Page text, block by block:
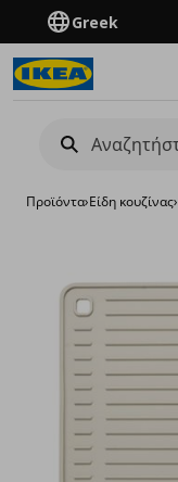
Greek
Προϊόντα›Είδη κουζίνας›